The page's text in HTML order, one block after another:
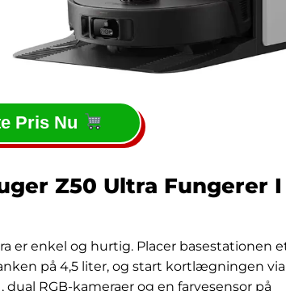
Pris Nu
Z50 Ultra Fungerer I
er enkel og hurtig. Placer basestationen
på 4,5 liter, og start kortlægningen via
RGB-kameraer og en farvesensor på